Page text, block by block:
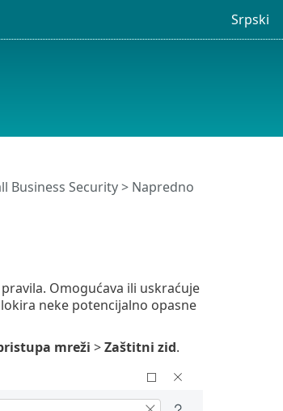
Srpski
Business Security> Napredno
Omogućava ili uskraćuje
neke potencijalno opasne
mreži >Zaštitni zid.